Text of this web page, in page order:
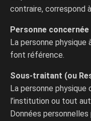
contraire, correspond
Personne concernée
La personne physique
font référence.
Sous-traitant (ou
La personne physique
l’institution ou tout
Données